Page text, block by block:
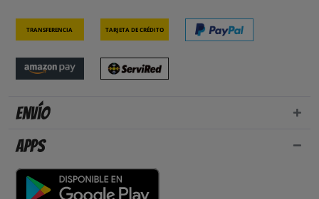
Transferencia Tarjeta de crédito
Envío
Apps